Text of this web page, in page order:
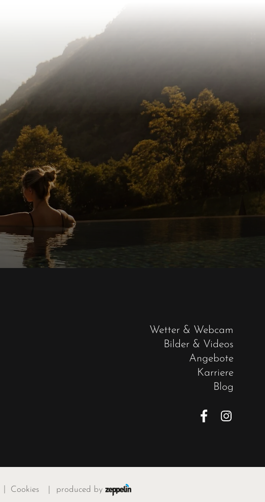
Wetter & Webcam
Bilder & Videos
Angebote
Karriere
Blog
Cookies produced by